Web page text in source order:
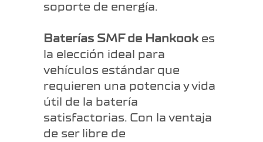
soporte de energía.
Baterías SMF de Hankook es
la elección ideal para
vehículos estándar que
requieren una potencia y vida
útil de la batería
satisfactorias. Con la ventaja
de ser libre de